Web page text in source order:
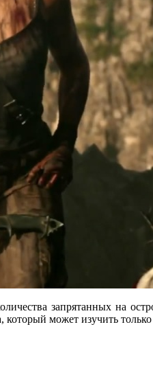
запрятанных на
который может изучить